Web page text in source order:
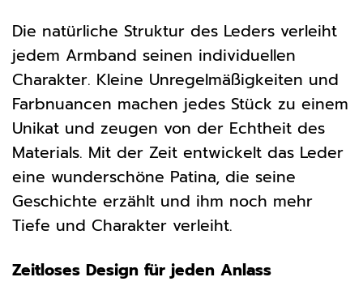
Die natürliche Struktur des Leders verleiht
jedem Armband seinen individuellen
Charakter. Kleine Unregelmäßigkeiten und
Farbnuancen machen jedes Stück zu einem
Unikat und zeugen von der Echtheit des
Materials. Mit der Zeit entwickelt das Leder
eine wunderschöne Patina, die seine
Geschichte erzählt und ihm noch mehr
Tiefe und Charakter verleiht.
Zeitloses Design für jeden Anlass